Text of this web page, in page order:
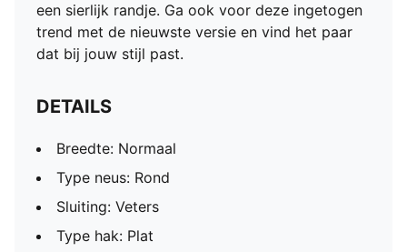
een sierlijk randje. Ga ook voor deze ingetogen
trend met de nieuwste versie en vind het paar
dat bij jouw stijl past.
DETAILS
Breedte: Normaal
Type neus: Rond
Sluiting: Veters
Type hak: Plat